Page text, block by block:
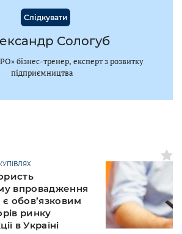
Слідкувати
Сологуб
бізнес-тренер, експерт з розвитку
підприємництва
впровадження
обов’язковим
ринку
в Україні